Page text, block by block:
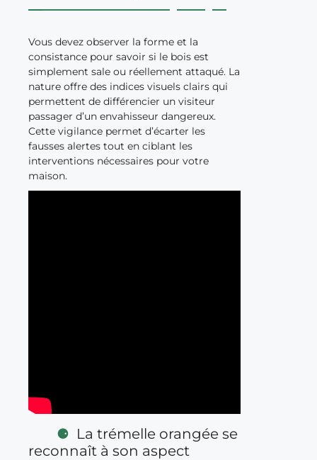
Vous devez observer la forme et la
consistance pour savoir si le bois est
simplement sale ou réellement attaqué. La
nature offre des indices visuels clairs qui
permettent de différencier un visiteur
passager d’un envahisseur dangereux.
Cette vigilance permet d’écarter les
fausses alertes tout en ciblant les
interventions nécessaires pour votre
maison.
La trémelle orangée se
reconnaît à son aspect